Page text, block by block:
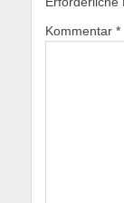
Kommentar *